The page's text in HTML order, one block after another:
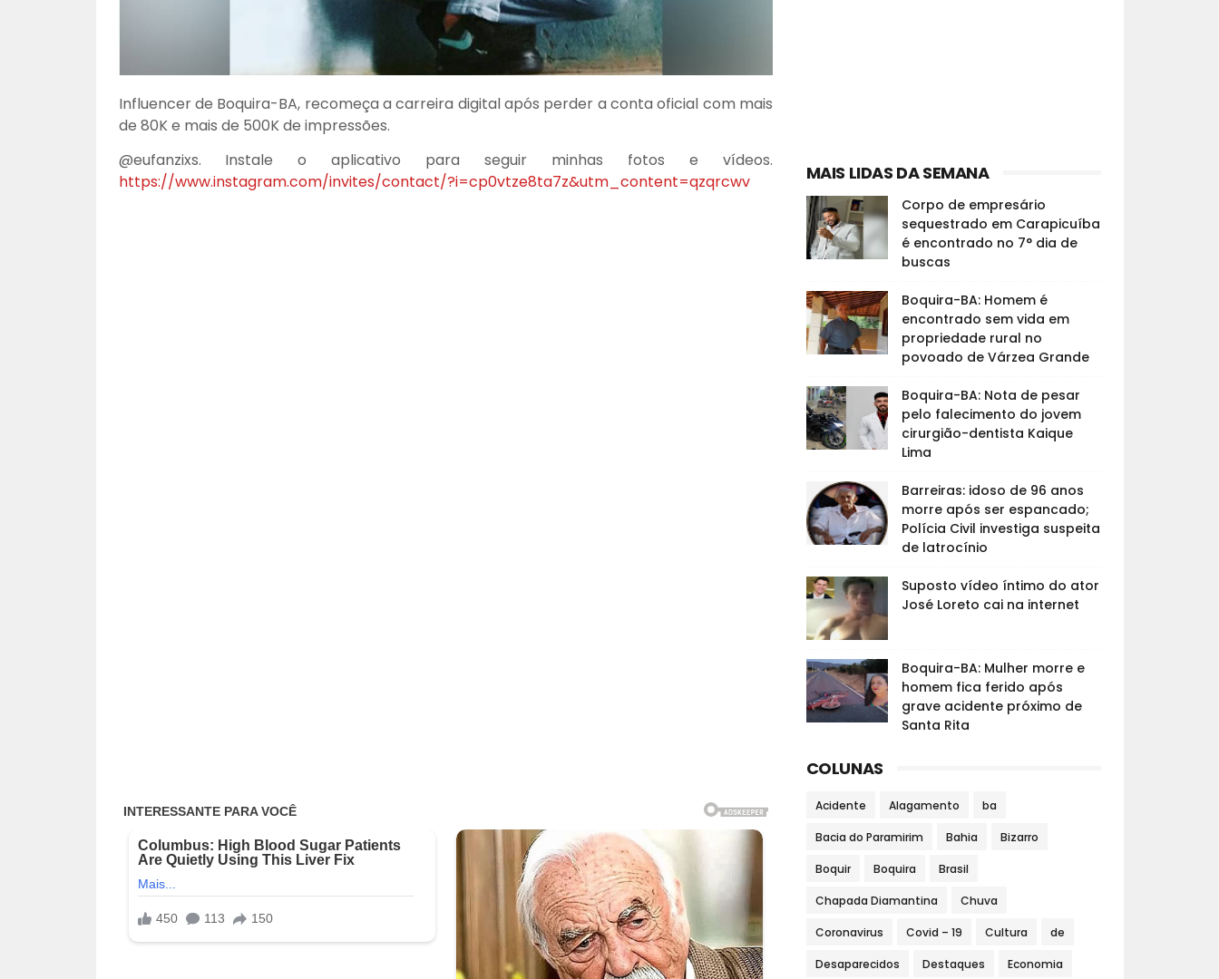
Influencer de Boquira-BA, recomeça a carreira digital após perder a conta oficial com mais
de 80K e mais de 500K de impressões.
@eufanzixs. Instale o aplicativo para seguir minhas fotos e vídeos.
https://www.instagram.com/invites/contact/?i=cp0vtze8ta7z&utm_content=qzqrcwv
MAIS LIDAS DA SEMANA
Corpo de empresário
sequestrado em Carapicuíba
é encontrado no 7° dia de
buscas
Boquira-BA: Homem é
encontrado sem vida em
propriedade rural no
povoado de Várzea Grande
Boquira-BA: Nota de pesar
pelo falecimento do jovem
cirurgião-dentista Kaique
Lima
Barreiras: idoso de 96 anos
morre após ser espancado;
Polícia Civil investiga suspeita
de latrocínio
Suposto vídeo íntimo do ator
José Loreto cai na internet
Boquira-BA: Mulher morre e
homem fica ferido após
grave acidente próximo de
Santa Rita
COLUNAS
Acidente Alagamento ba
Bacia do Paramirim Bahia Bizarro
Boquir Boquira Brasil
Chapada Diamantina Chuva
Coronavirus Covid – 19 Cultura de
Desaparecidos Destaques Economia